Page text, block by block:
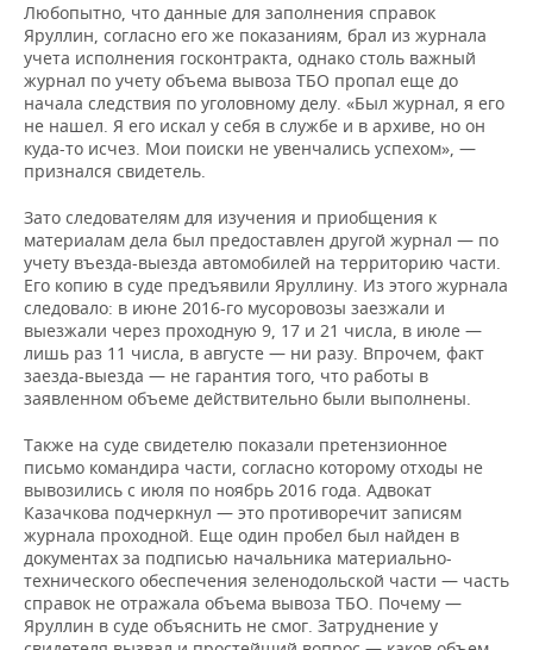
Любопытно, что данные для заполнения справок
Яруллин, согласно его же показаниям, брал из журнала
учета исполнения госконтракта, однако столь важный
журнал по учету объема вывоза ТБО пропал еще до
начала следствия по уголовному делу. «Был журнал, я его
не нашел. Я его искал у себя в службе и в архиве, но он
куда-то исчез. Мои поиски не увенчались успехом», —
признался свидетель.
Зато следователям для изучения и приобщения к
материалам дела был предоставлен другой журнал — по
учету въезда-выезда автомобилей на территорию части.
Его копию в суде предъявили Яруллину. Из этого журнала
следовало: в июне 2016-го мусоровозы заезжали и
выезжали через проходную 9, 17 и 21 числа, в июле —
лишь раз 11 числа, в августе — ни разу. Впрочем, факт
заезда-выезда — не гарантия того, что работы в
заявленном объеме действительно были выполнены.
Также на суде свидетелю показали претензионное
письмо командира части, согласно которому отходы не
вывозились с июля по ноябрь 2016 года. Адвокат
Казачкова подчеркнул — это противоречит записям
журнала проходной. Еще один пробел был найден в
документах за подписью начальника материально-
технического обеспечения зеленодольской части — часть
справок не отражала объема вывоза ТБО. Почему —
Яруллин в суде объяснить не смог. Затруднение у